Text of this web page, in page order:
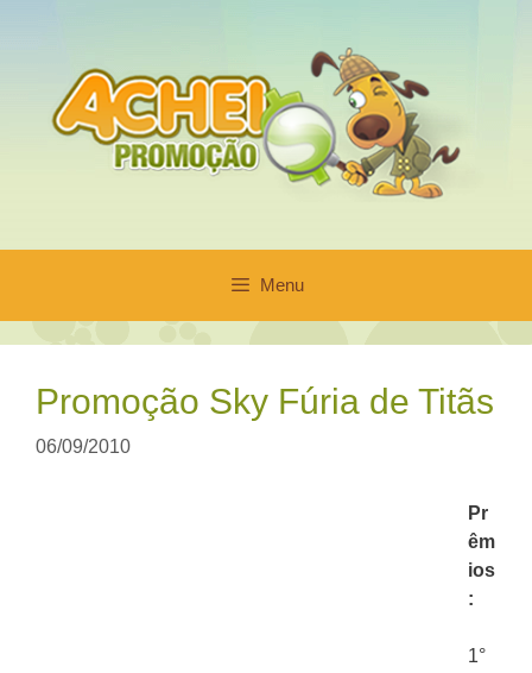
conteúdo
Menu
Promoção Sky Fúria de Titãs
06/09/2010
Pr
êm
ios
:
1°